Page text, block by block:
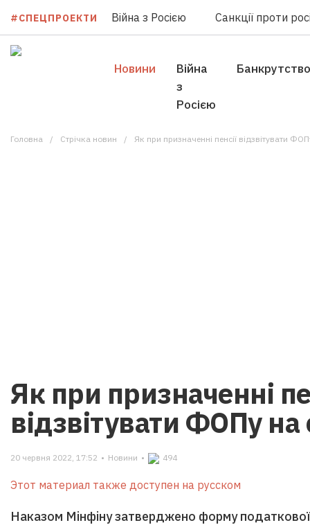
#СПЕЦПРОЕКТИ Війна з Росією Санкції проти
Новини
Війна
з
Росією
Банкрутство
Головна Стрічка новин Як при призначенні пенсії відзвітувати
Як при призначенні
відзвітувати ФОПу на
20 червня 2022, 17:52 • Новини • 494
Этот материал также доступен на русском
Наказом Мінфіну затверджено форму